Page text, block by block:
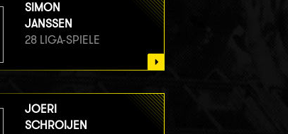
SIMON
JANSSEN
28 LIGA-SPIELE
JOERI
SCHROIJEN